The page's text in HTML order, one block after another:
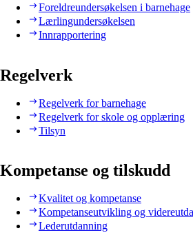
Foreldreundersøkelsen i barnehage
Lærlingundersøkelsen
Innrapportering
Regelverk
Regelverk for barnehage
Regelverk for skole og opplæring
Tilsyn
Kompetanse og tilskudd
Kvalitet og kompetanse
Kompetanseutvikling og
Lederutdanning